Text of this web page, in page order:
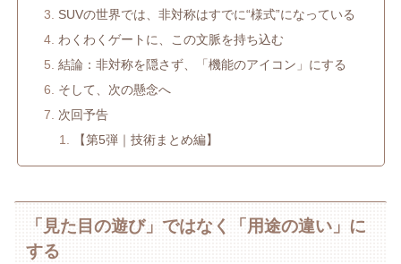
SUVの世界では、非対称はすでに“様式”になっている
わくわくゲートに、この文脈を持ち込む
結論：非対称を隠さず、「機能のアイコン」にする
そして、次の懸念へ
次回予告
【第5弾｜技術まとめ編】
「見た目の遊び」ではなく「用途の違い」に
する